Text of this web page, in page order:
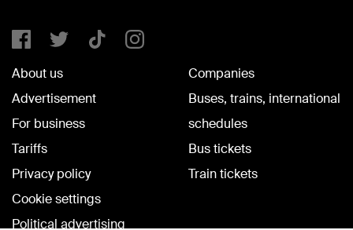
About us
Advertisement
For business
Tariffs
Privacy policy
Cookie settings
Political advertising
Companies
Buses, trains, international
schedules
Bus tickets
Train tickets